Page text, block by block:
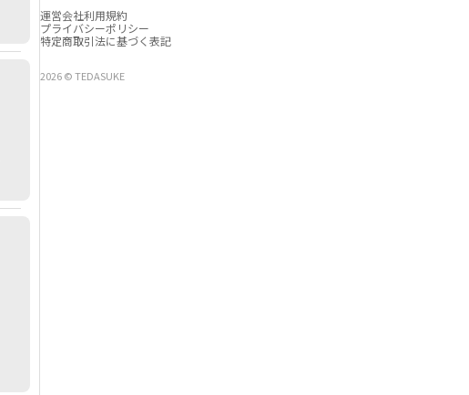
運営会社利用規約
プライバシーポリシー
特定商取引法に基づく表記
2026 © TEDASUKE